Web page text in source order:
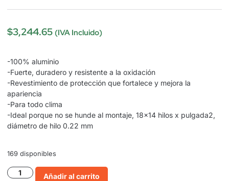
$3,244.65 (IVA Incluido)
-100% aluminio
-Fuerte, duradero y resistente a la oxidación
-Revestimiento de protección que fortalece y mejora la
apariencia
-Para todo clima
-Ideal porque no se hunde al montaje, 18×14 hilos x pulgada2,
diámetro de hilo 0.22 mm
169 disponibles
Añadir al carrito